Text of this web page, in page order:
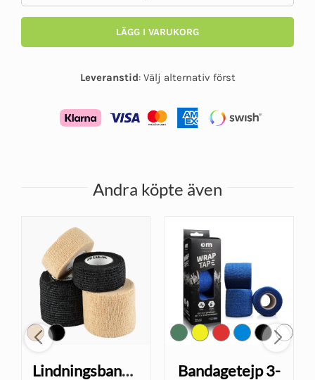
LÄGG I VARUKORG
Leveranstid: Välj alternativ först
Andra köpte även
Lindningsbandage
Bandagetejp 3-